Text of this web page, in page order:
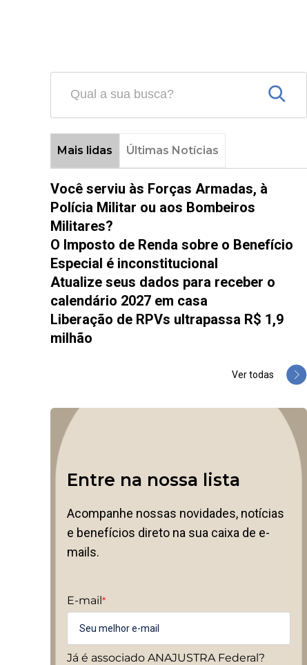
Mais lidas Últimas Notícias
Você serviu às Forças Armadas, à
Polícia Militar ou aos Bombeiros
Militares?
O Imposto de Renda sobre o Benefício
Especial é inconstitucional
Atualize seus dados para receber o
calendário 2027 em casa
Liberação de RPVs ultrapassa R$ 1,9
milhão
Ver todas
Entre na nossa lista
Acompanhe nossas novidades, notícias
e benefícios direto na sua caixa de e-
mails.
E-mail*
Já é associado ANAJUSTRA Federal?